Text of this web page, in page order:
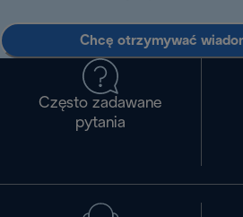
Chcę otrzymywać
Często zadawane
pytania